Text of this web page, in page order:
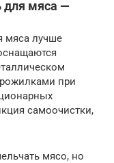
для мяса —
мяса лучше
при
самоочистки,
мясо, но